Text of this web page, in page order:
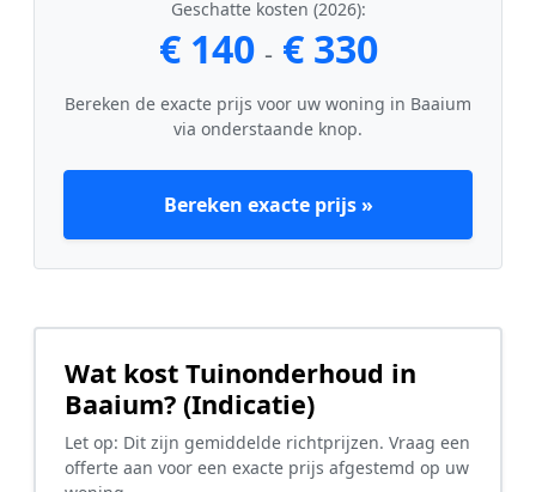
Geschatte kosten (2026):
€ 140 - € 330
Bereken de exacte prijs voor uw woning in Baaium
via onderstaande knop.
Bereken exacte prijs »
Wat kost Tuinonderhoud in
Baaium? (Indicatie)
Let op: Dit zijn gemiddelde richtprijzen. Vraag een
offerte aan voor een exacte prijs afgestemd op uw